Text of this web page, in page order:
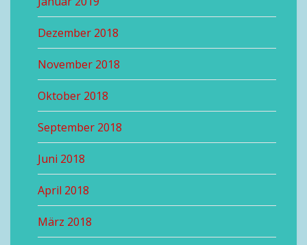
Dezember 2018
November 2018
Oktober 2018
September 2018
Juni 2018
April 2018
März 2018